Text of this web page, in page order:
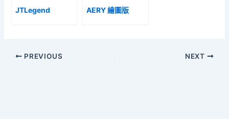
JTLegend AERY 繪圖版
PREVIOUS NEXT